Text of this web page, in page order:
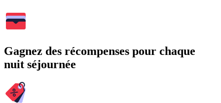
Gagnez des récompenses pour chaque
nuit séjournée